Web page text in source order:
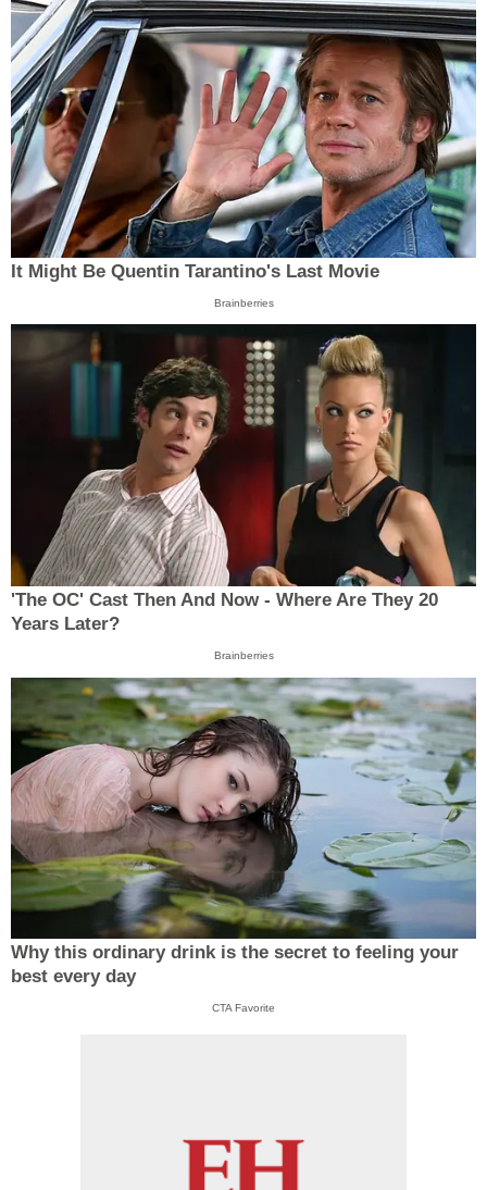
It Might Be Quentin Tarantino's Last Movie
Brainberries
'The OC' Cast Then And Now - Where Are They 20
Years Later?
Brainberries
Why this ordinary drink is the secret to feeling your
best every day
CTA Favorite